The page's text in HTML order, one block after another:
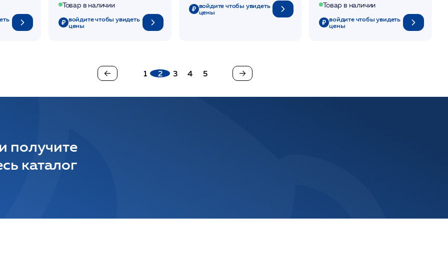
Товар в наличии
войдите чтобы увидеть
цены
войдите чтобы увидеть
цены
Товар в наличии
войдите чтобы увидеть
цены
1 2 3 4 5
получите
каталог